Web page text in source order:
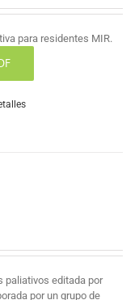
para residentes MIR.
paliativos editada por
por un grupo de